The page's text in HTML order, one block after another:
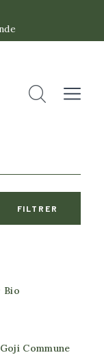
FILTRER
Bio
Commune